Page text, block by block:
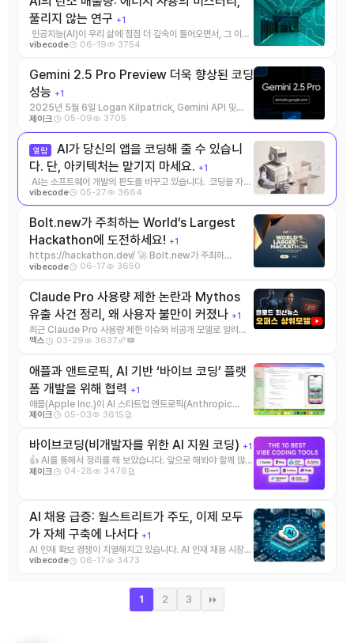
풀리지 않는 연구 +1
인공지능(AI)이 우리 삶에 점점 더 깊숙이 들어오면서, 그 이면
에 숨겨진 에너지 소비와 탄소 배 ...
vibecode 06-19 3754
Gemini 2.5 Pro Preview 더욱 향상된 코딩
성능 +1
2025년 5월 6일 Logan Kilpatrick, Gemini API 및
Google AI Studio ...
제이크 05-09 3705
열람
다. 단, 아키텍처는 맡기지 마세요. +1
AI는 소프트웨어 개발의 판도를 바꾸고 있습니다. 코딩을 자동
화하고 개발 프로세스를 가 ...
vibecode 05-27 3664
Bolt.new가 주최하는 World’s Largest
Hackathon에 도전하세요! +1
https://hackathon.dev/ 🚀 Bolt.new가 주최하
는 World’s Largest Hack ...
vibecode 06-17 3650
Claude Pro 사용량 제한 논란과 Mythos
유출 사건 정리, 왜 사용자 불만이 커졌나 +1
최근 Claude Pro 사용량 제한 이슈와 비공개 모델로 알려진
Mythos 관련 유출 논란이 동시에 화제 ...
맥스 03-29 3637
애플과 앤트로픽, AI 기반 ‘바이브 코딩’ 플랫
폼 개발을 위해 협력 +1
애플(Apple Inc.)이 AI 스타트업 앤트로픽(Anthropic
제이크 05-03 3615
바이브코딩(비개발자를 위한 AI 지원 코딩) +1
👍 AI를 통해서 정리를 해 보았습니다. 앞으로 해봐야 할께 많군
요. 정의 및 핵심 개념:AI 기반 ...
제이크 04-28 3476
AI 채용 급증: 월스트리트가 주도, 이제 모두
가 자체 구축에 나서다 +1
AI 인재 확보 경쟁이 치열해지고 있습니다. AI 인재 채용 시장이
뜨겁게 달아오르고 있습니다. 월 ...
vibecode 06-17 3473
1 2 3